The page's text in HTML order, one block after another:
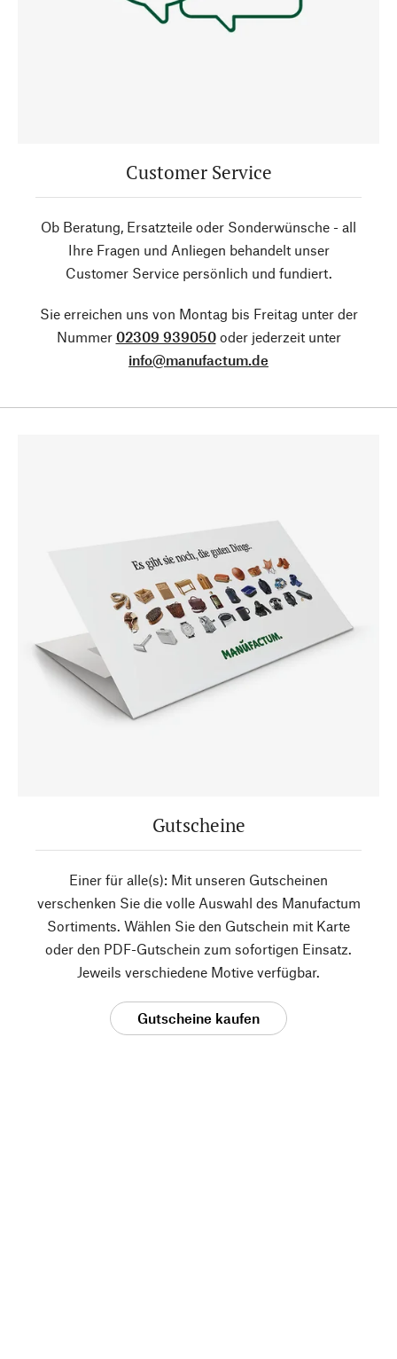
Customer Service
Ob Beratung, Ersatzteile oder Sonderwünsche - all
Ihre Fragen und Anliegen behandelt unser
Customer Service persönlich und fundiert.
Sie erreichen uns von Montag bis Freitag unter der
Nummer 02309 939050oder jederzeit unter
info@manufactum.de
Gutscheine
Einer für alle(s): Mit unseren Gutscheinen
verschenken Sie die volle Auswahl des Manufactum
Sortiments. Wählen Sie den Gutschein mit Karte
oder den PDF-Gutschein zum sofortigen Einsatz.
Jeweils verschiedene Motive verfügbar.
Gutscheine kaufen